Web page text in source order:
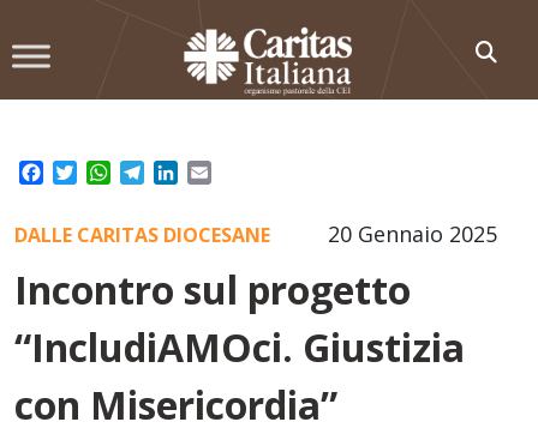
to
Facebook
TwitterWhatsApp
TelegramLinkedIn
20 Gennaio 2025
DALLE CARITAS DIOCESANE
Incontro sul progetto
“IncludiAMOci. Giustizia
con Misericordia”